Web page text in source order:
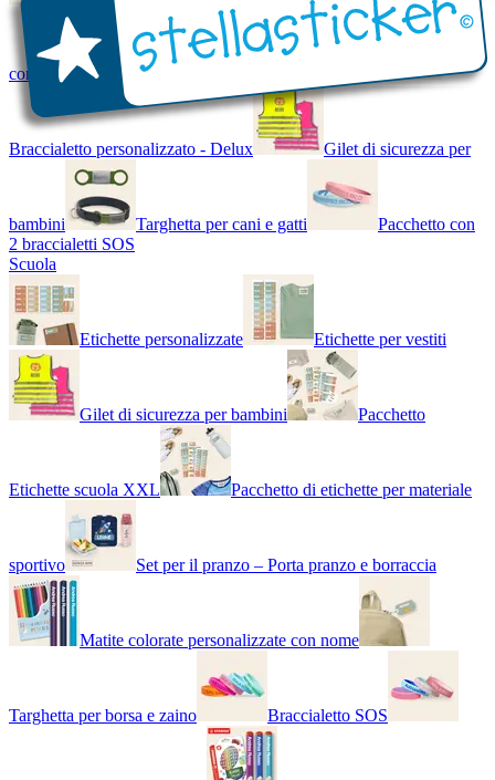
con Nome - Luminoso
Braccialetto personalizzato - Delux Gilet di sicurezza per
bambini Targhetta per cani e gatti
Pacchetto con
2 braccialetti SOS
Scuola
Etichette personalizzate Etichette per vestiti
Gilet di sicurezza per bambini Pacchetto
Etichette scuola XXL Pacchetto di etichette per materiale
sportivo Set per il pranzo – Porta pranzo e borraccia
Matite colorate personalizzate con nome
Targhetta per borsa e zaino Braccialetto SOS